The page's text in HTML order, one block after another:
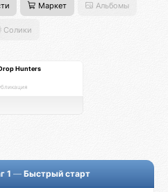
Маркет Альбомы
Солики
Hunters
1 — Быстрый старт